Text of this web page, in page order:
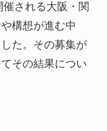
される大阪・関
構想が進む中
た。その募集が
その結果につい